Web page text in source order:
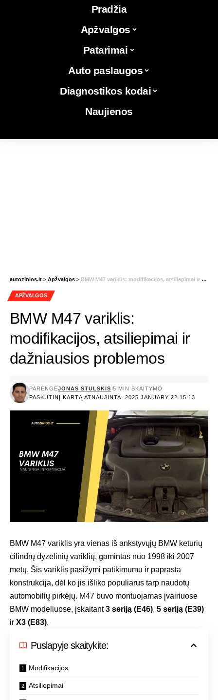
Pradžia
Apžvalgos
Patarimai
Auto paslaugos
Diagnostikos kodai
Naujienos
autozinios.lt > Apžvalgos > BMW M47 variklis: modifikacijos, atsiliepimai ir dažniausios problemos
APŽVALGOS
BMW M47 variklis:
modifikacijos, atsiliepimai ir
dažniausios problemos
PASKUTINĮ KARTĄ ATNAUJINTA: 2025 JANUARY 22 15:13
PARENGĖJONAS STULSKIS 5 MIN SKAITYMO
BMW M47 variklis yra vienas iš ankstyvųjų BMW keturių
cilindrų dyzelinių variklių, gamintas nuo 1998 iki 2007
metų. Šis variklis pasižymi patikimumu ir paprasta
konstrukcija, dėl ko jis išliko populiarus tarp naudotų
automobilių pirkėjų. M47 buvo montuojamas įvairiuose
BMW modeliuose, įskaitant3 seriją (E46), 5 seriją (E39)
ir X3 (E83).
Puslapyje skaitykite:
Modifikacijos
Atsiliepimai